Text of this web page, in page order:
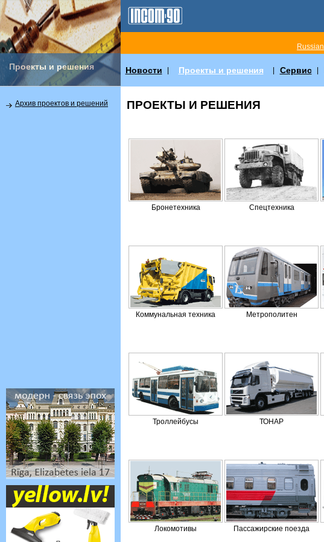
Проекты и решения
Russian
Новости Проекты и решения Сервис
Архив проектов и решений ПРОЕКТЫ И РЕШЕНИЯ
Бронетехника Спецтехника
Коммунальная техника Метрополитен
Троллейбусы ТОНАР
Локомотивы Пассажирские поезда